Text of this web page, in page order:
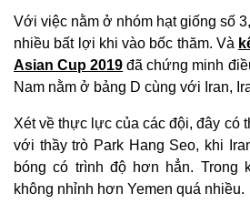
Với việc nằm ở nhóm hạt giống số
nhiều bất lợi khi vào bốc thăm. Và
Asian Cup 2019 đã chứng minh
Nam nằm ở bảng D cùng với Iran,
Xét về thực lực của các đội, đây có
với thầy trò Park Hang Seo, khi
bóng có trình độ hơn hẳn. Trong
không nhỉnh hơn Yemen quá nhiều.